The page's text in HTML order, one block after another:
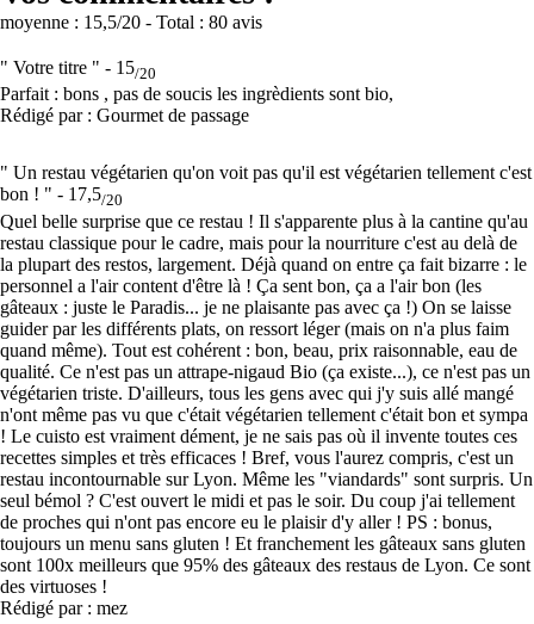
moyenne : 15,5/20 - Total : 80 avis
" Votre titre " - 15/20
Parfait : bons , pas de soucis les ingrèdients sont bio,
Rédigé par : Gourmet de passage
" Un restau végétarien qu'on voit pas qu'il est végétarien tellement c'est
bon ! " - 17,5/20
Quel belle surprise que ce restau ! Il s'apparente plus à la cantine qu'au
restau classique pour le cadre, mais pour la nourriture c'est au delà de
la plupart des restos, largement. Déjà quand on entre ça fait bizarre : le
personnel a l'air content d'être là ! Ça sent bon, ça a l'air bon (les
gâteaux : juste le Paradis... je ne plaisante pas avec ça !) On se laisse
guider par les différents plats, on ressort léger (mais on n'a plus faim
quand même). Tout est cohérent : bon, beau, prix raisonnable, eau de
qualité. Ce n'est pas un attrape-nigaud Bio (ça existe...), ce n'est pas un
végétarien triste. D'ailleurs, tous les gens avec qui j'y suis allé mangé
n'ont même pas vu que c'était végétarien tellement c'était bon et sympa
! Le cuisto est vraiment dément, je ne sais pas où il invente toutes ces
recettes simples et très efficaces ! Bref, vous l'aurez compris, c'est un
restau incontournable sur Lyon. Même les "viandards" sont surpris. Un
seul bémol ? C'est ouvert le midi et pas le soir. Du coup j'ai tellement
de proches qui n'ont pas encore eu le plaisir d'y aller ! PS : bonus,
toujours un menu sans gluten ! Et franchement les gâteaux sans gluten
sont 100x meilleurs que 95% des gâteaux des restaus de Lyon. Ce sont
des virtuoses !
Rédigé par : mez